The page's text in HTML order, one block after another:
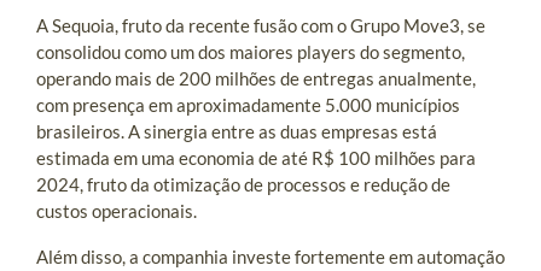
A Sequoia, fruto da recente fusão com o Grupo Move3, se
consolidou como um dos maiores players do segmento,
operando mais de 200 milhões de entregas anualmente,
com presença em aproximadamente 5.000 municípios
brasileiros. A sinergia entre as duas empresas está
estimada em uma economia de até R$ 100 milhões para
2024, fruto da otimização de processos e redução de
custos operacionais.
Além disso, a companhia investe fortemente em automação